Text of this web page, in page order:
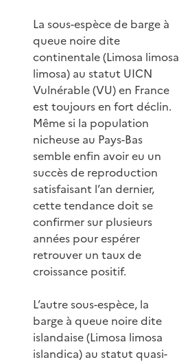
La sous-espèce de barge à
queue noire dite
continentale (Limosa limosa
limosa) au statut UICN
Vulnérable (VU) en France
est toujours en fort déclin.
Même si la population
nicheuse au Pays-Bas
semble enfin avoir eu un
succès de reproduction
satisfaisant l’an dernier,
cette tendance doit se
confirmer sur plusieurs
années pour espérer
retrouver un taux de
croissance positif.
L’autre sous-espèce, la
barge à queue noire dite
islandaise (Limosa limosa
islandica) au statut quasi-